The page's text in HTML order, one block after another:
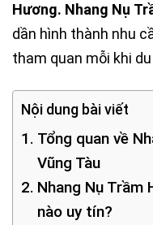
Hương. Nhang Nụ
dần hình thành nhu
tham quan mỗi khi
Nội dung bài viết
Tổng quan về
Vũng Tàu
Nhang Nụ Trầm
nào uy tín?